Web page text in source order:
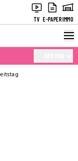
TV E-PAPERIMMO